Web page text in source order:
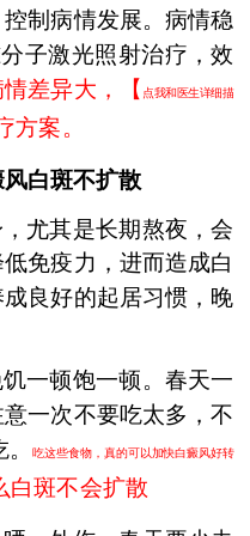
制病情发展。病情稳
子激光照射治疗，效
差异大，【 点我和医生详细描
方案。
白斑不扩散
尤其是长期熬夜，会
免疫力，进而造成白
良好的起居习惯，晚
一顿饱一顿。春天一
一次不要吃太多，不
。吃这些食物，真的可以加快白癜风好转
白斑不会扩散